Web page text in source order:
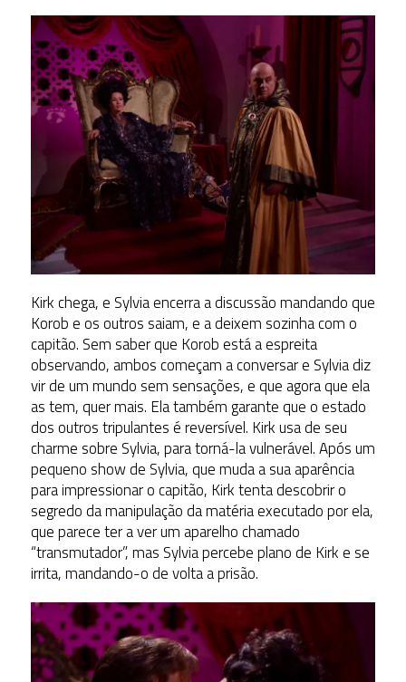
Kirk chega, e Sylvia encerra a discussão mandando que
Korob e os outros saiam, e a deixem sozinha com o
capitão. Sem saber que Korob está a espreita
observando, ambos começam a conversar e Sylvia diz
vir de um mundo sem sensações, e que agora que ela
as tem, quer mais. Ela também garante que o estado
dos outros tripulantes é reversível. Kirk usa de seu
charme sobre Sylvia, para torná-la vulnerável. Após um
pequeno show de Sylvia, que muda a sua aparência
para impressionar o capitão, Kirk tenta descobrir o
segredo da manipulação da matéria executado por ela,
que parece ter a ver um aparelho chamado
“transmutador”, mas Sylvia percebe plano de Kirk e se
irrita, mandando-o de volta a prisão.